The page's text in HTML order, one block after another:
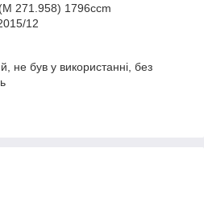
271.958) 1796ccm
12
не був у використанні, без